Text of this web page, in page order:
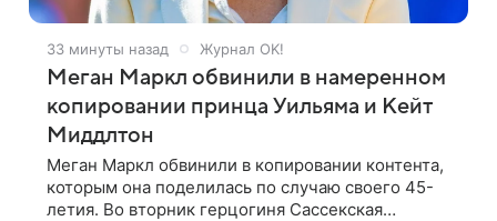
33 минуты назад Журнал OK!
Меган Маркл обвинили в намеренном
копировании принца Уильяма и Кейт
Миддлтон
Меган Маркл обвинили в копировании контента,
которым она поделилась по случаю своего 45-
летия. Во вторник герцогиня Сассекская